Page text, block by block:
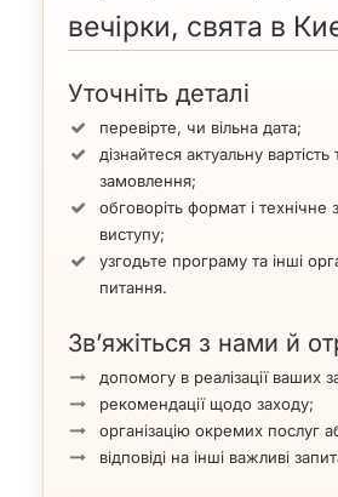
вечірки, свята в
Уточніть деталі
перевірте, чи вільна дата;
дізнайтеся актуальну
замовлення;
обговоріть формат і технічне
виступу;
узгодьте програму та інші
питання.
Зв’яжіться з нами й
допомогу в реалізації ваших
рекомендації щодо заходу;
організацію окремих послуг
відповіді на інші важливі